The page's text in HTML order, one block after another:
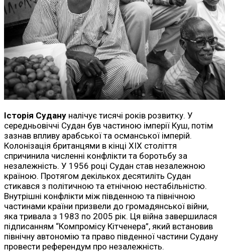
Історія Судану налічує тисячі років розвитку. У
середньовіччі Судан був частиною імперії Куш, потім
зазнав впливу арабської та османської імперій.
Колонізація британцями в кінці XIX століття
спричинила численні конфлікти та боротьбу за
незалежність. У 1956 році Судан став незалежною
країною. Протягом декількох десятиліть Судан
стикався з політичною та етнічною нестабільністю.
Внутрішні конфлікти між південною та північною
частинами країни призвели до громадянської війни,
яка тривала з 1983 по 2005 рік. Ця війна завершилася
підписанням “Компромісу Кітченера”, який встановив
північну автономію та право південної частини Судану
провести референдум про незалежність.